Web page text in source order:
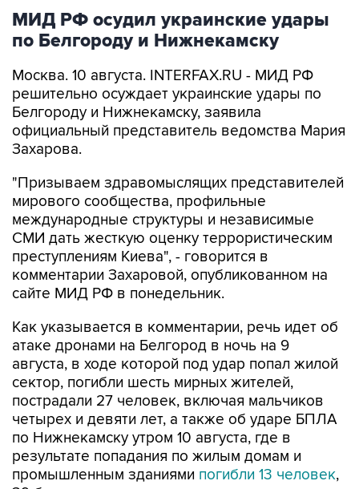
по Белгороду и Нижнекамску
Москва. 10 августа. INTERFAX.RU - МИД РФ
Белгороду и Нижнекамску, заявила
официальный представитель ведомства Мария
Захарова.
"Призываем здравомыслящих представителей
международные структуры и независимые
СМИ дать жесткую оценку террористическим
преступлениям Киева", - говорится в
комментарии Захаровой, опубликованном на
сайте МИД РФ в понедельник.
Как указывается в комментарии, речь идет об
августа, в ходе которой под удар попал жилой
сектор, погибли шесть мирных жителей,
пострадали 27 человек, включая мальчиков
четырех и девяти лет, а также об ударе БПЛА
по Нижнекамску утром 10 августа, где в
результате попадания по жилым домам и
промышленным зданиямипогибли 13 человек
39 были ранены.